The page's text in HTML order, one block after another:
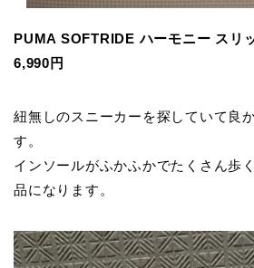
PUMA SOFTRIDE ハーモニー スリ
6,990円
紐無しのスニーカーを探していて良
す。
インソールがふかふかでたくさん歩
品になります。